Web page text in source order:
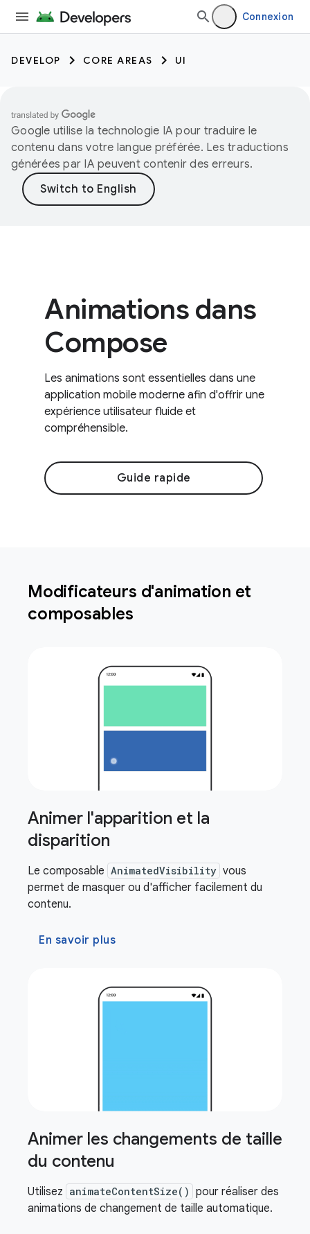
Connexion
DEVELOP CORE AREAS UI
Google utilise la technologie IA pour traduire le
contenu dans votre langue préférée. Les traductions
générées par IA peuvent contenir des erreurs.
Animations dans
Compose
Les animations sont essentielles dans une
application mobile moderne afin d'offrir une
expérience utilisateur fluide et
compréhensible.
Guide rapide
Modificateurs d'animation et
composables
Animer l'apparition et la
disparition
Le composable AnimatedVisibility vous
permet de masquer ou d'afficher facilement du
contenu.
En savoir plus
Animer les changements de taille
du contenu
Utilisez animateContentSize() pour réaliser des
animations de changement de taille automatique.